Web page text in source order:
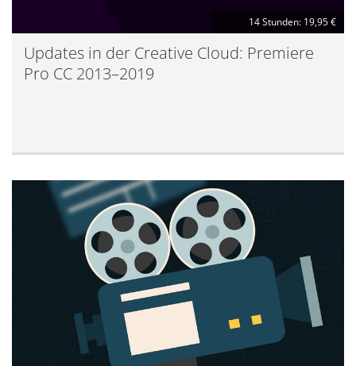
14 Stunden: 19,95 €
Updates in der Creative Cloud: Premiere
Pro CC 2013–2019